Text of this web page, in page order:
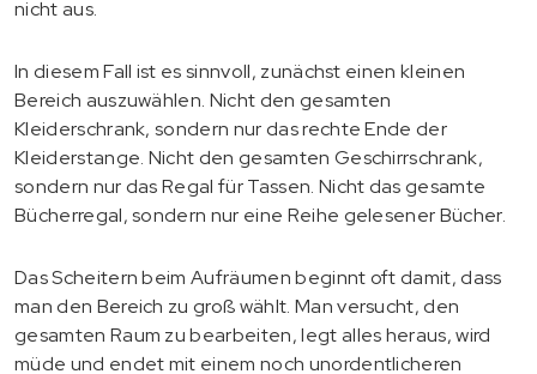
nicht aus.
In diesem Fall ist es sinnvoll, zunächst einen kleinen
Bereich auszuwählen. Nicht den gesamten
Kleiderschrank, sondern nur das rechte Ende der
Kleiderstange. Nicht den gesamten Geschirrschrank,
sondern nur das Regal für Tassen. Nicht das gesamte
Bücherregal, sondern nur eine Reihe gelesener Bücher.
Das Scheitern beim Aufräumen beginnt oft damit, dass
man den Bereich zu groß wählt. Man versucht, den
gesamten Raum zu bearbeiten, legt alles heraus, wird
müde und endet mit einem noch unordentlicheren